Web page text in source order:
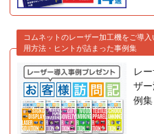
コムネットのレーザー加工機をご導
用方法・ヒントが詰まった事例集
レ
ザ
例集